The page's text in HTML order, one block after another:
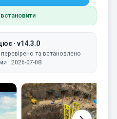
· v14.3.0
та встановлено
· 2026-07-08